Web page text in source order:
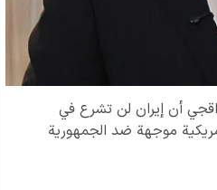
أن إيران لن تشرع في
موجهة ضد الجمهورية